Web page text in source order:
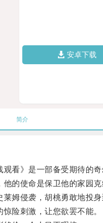
安卓下载
简介
》是一部备受期待的奇
使命是保卫他的家园克
侵袭，胡桃勇敢地投身
险刺激，让您欲罢不能。